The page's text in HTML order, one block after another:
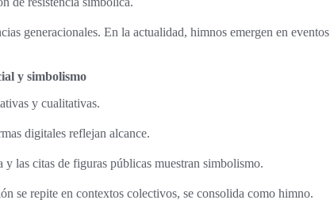
generacionales. En la actualidad, himnos emergen en eventos
y simbolismo
y cualitativas.
digitales reflejan alcance.
las citas de figuras públicas muestran simbolismo.
se repite en contextos colectivos, se consolida como himno.